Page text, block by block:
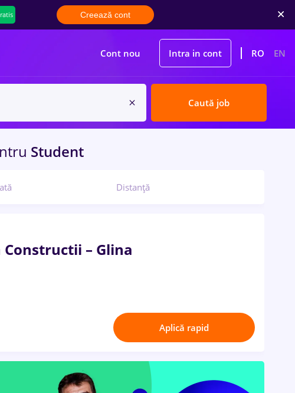
Creează cont
Cont nou Intra in cont RO EN
Caută job
Student
Distanță
– Glina
Aplică rapid